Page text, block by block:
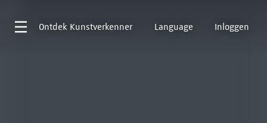
Ontdek Kunstverkenner Language Inloggen